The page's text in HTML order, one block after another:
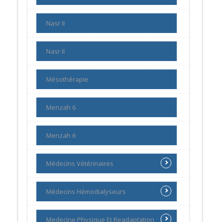
Nasr II
Nasr II
Mésothérapie
Menzah 6
Menzah 6
Médecins Vétérinaires
Médecins Hémodialyseurs
Medecine Physique Et Readaptation